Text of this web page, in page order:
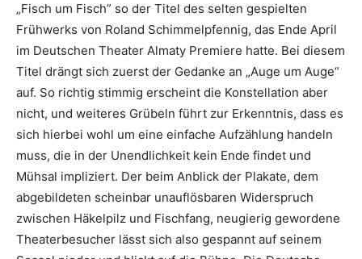
„Fisch um Fisch” so der Titel des selten gespielten
Frühwerks von Roland Schimmelpfennig, das Ende April
im Deutschen Theater Almaty Premiere hatte. Bei diesem
Titel drängt sich zuerst der Gedanke an „Auge um Auge“
auf. So richtig stimmig erscheint die Konstellation aber
nicht, und weiteres Grübeln führt zur Erkenntnis, dass es
sich hierbei wohl um eine einfache Aufzählung handeln
muss, die in der Unendlichkeit kein Ende findet und
Mühsal impliziert. Der beim Anblick der Plakate, dem
abgebildeten scheinbar unauflösbaren Widerspruch
zwischen Häkelpilz und Fischfang, neugierig gewordene
Theaterbesucher lässt sich also gespannt auf seinem